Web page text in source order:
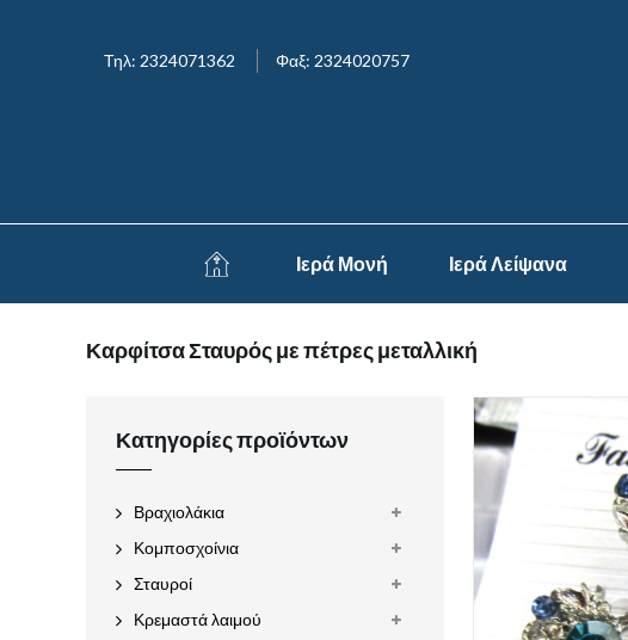
Τηλ: 2324071362 Φαξ: 2324020757
Ιερά Μονή Ιερά Λείψανα
Καρφίτσα Σταυρός με πέτρες μεταλλική
Κατηγορίες προϊόντων
Βραχιολάκια
Κομποσχοίνια
Σταυροί
Κρεμαστά λαιμού